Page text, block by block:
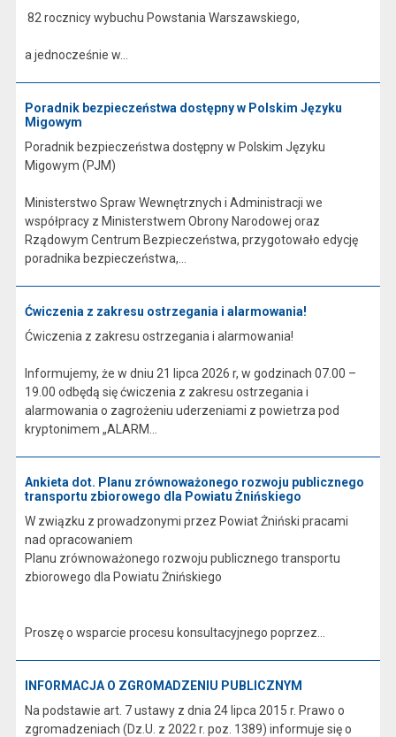
82 rocznicy wybuchu Powstania Warszawskiego,
a jednocześnie w...
Poradnik bezpieczeństwa dostępny w Polskim Języku
Migowym
Poradnik bezpieczeństwa dostępny w Polskim Języku
Migowym (PJM)
Ministerstwo Spraw Wewnętrznych i Administracji we
współpracy z Ministerstwem Obrony Narodowej oraz
Rządowym Centrum Bezpieczeństwa, przygotowało edycję
poradnika bezpieczeństwa,...
Ćwiczenia z zakresu ostrzegania i alarmowania!
Ćwiczenia z zakresu ostrzegania i alarmowania!
Informujemy, że w dniu 21 lipca 2026 r, w godzinach 07.00 –
19.00 odbędą się ćwiczenia z zakresu ostrzegania i
alarmowania o zagrożeniu uderzeniami z powietrza pod
kryptonimem „ALARM...
Ankieta dot. Planu zrównoważonego rozwoju publicznego
transportu zbiorowego dla Powiatu Żnińskiego
W związku z prowadzonymi przez Powiat Żniński pracami
nad opracowaniem
Planu zrównoważonego rozwoju publicznego transportu
zbiorowego dla Powiatu Żnińskiego
Proszę o wsparcie procesu konsultacyjnego poprzez...
INFORMACJA O ZGROMADZENIU PUBLICZNYM
Na podstawie art. 7 ustawy z dnia 24 lipca 2015 r. Prawo o
zgromadzeniach (Dz.U. z 2022 r. poz. 1389) informuje się o